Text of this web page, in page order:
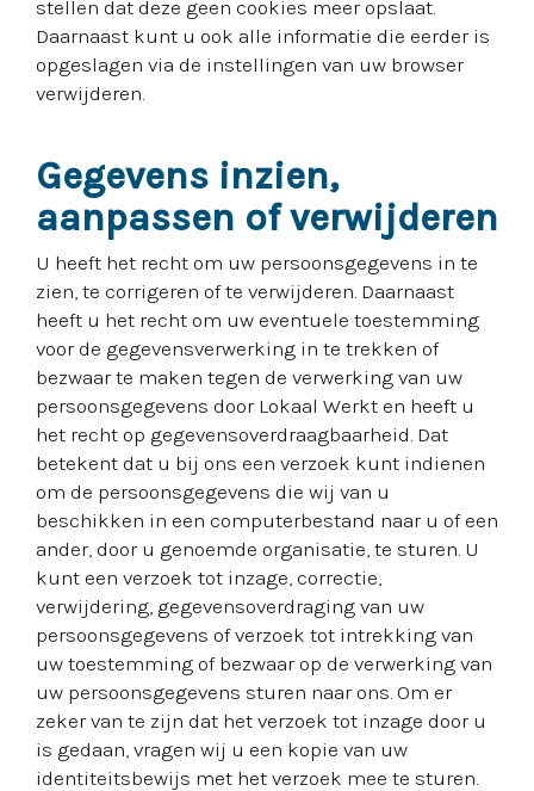
stellen dat deze geen cookies meer opslaat.
Daarnaast kunt u ook alle informatie die eerder is
opgeslagen via de instellingen van uw browser
verwijderen.
Gegevens inzien,
aanpassen of verwijderen
U heeft het recht om uw persoonsgegevens in te
zien, te corrigeren of te verwijderen. Daarnaast
heeft u het recht om uw eventuele toestemming
voor de gegevensverwerking in te trekken of
bezwaar te maken tegen de verwerking van uw
persoonsgegevens door Lokaal Werkt en heeft u
het recht op gegevensoverdraagbaarheid. Dat
betekent dat u bij ons een verzoek kunt indienen
om de persoonsgegevens die wij van u
beschikken in een computerbestand naar u of een
ander, door u genoemde organisatie, te sturen. U
kunt een verzoek tot inzage, correctie,
verwijdering, gegevensoverdraging van uw
persoonsgegevens of verzoek tot intrekking van
uw toestemming of bezwaar op de verwerking van
uw persoonsgegevens sturen naar ons. Om er
zeker van te zijn dat het verzoek tot inzage door u
is gedaan, vragen wij u een kopie van uw
identiteitsbewijs met het verzoek mee te sturen.